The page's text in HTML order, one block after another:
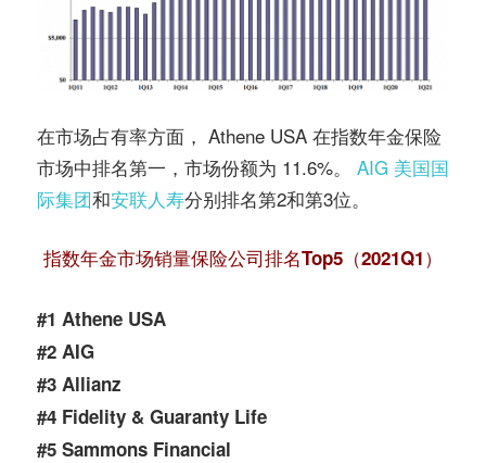
在市场占有率方面， Athene USA 在指数年金保险
市场中排名第一，市场份额为 11.6%。 AIG 美国国
际集团和安联人寿分别排名第2和第3位。
指数年金市场销量保险公司排名Top5（2021Q1）
#1 Athene USA
#2 AIG
#3 Allianz
#4 Fidelity & Guaranty Life
#5 Sammons Financial